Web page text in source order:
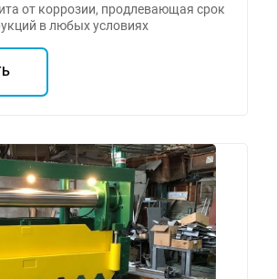
от коррозии, продлевающая срок
в любых условиях